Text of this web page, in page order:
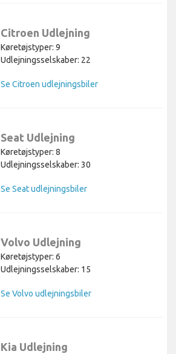
Citroen Udlejning
Køretøjstyper: 9
Udlejningsselskaber: 22
Se Citroen udlejningsbiler
Seat Udlejning
Køretøjstyper: 8
Udlejningsselskaber: 30
Se Seat udlejningsbiler
Volvo Udlejning
Køretøjstyper: 6
Udlejningsselskaber: 15
Se Volvo udlejningsbiler
Kia Udlejning